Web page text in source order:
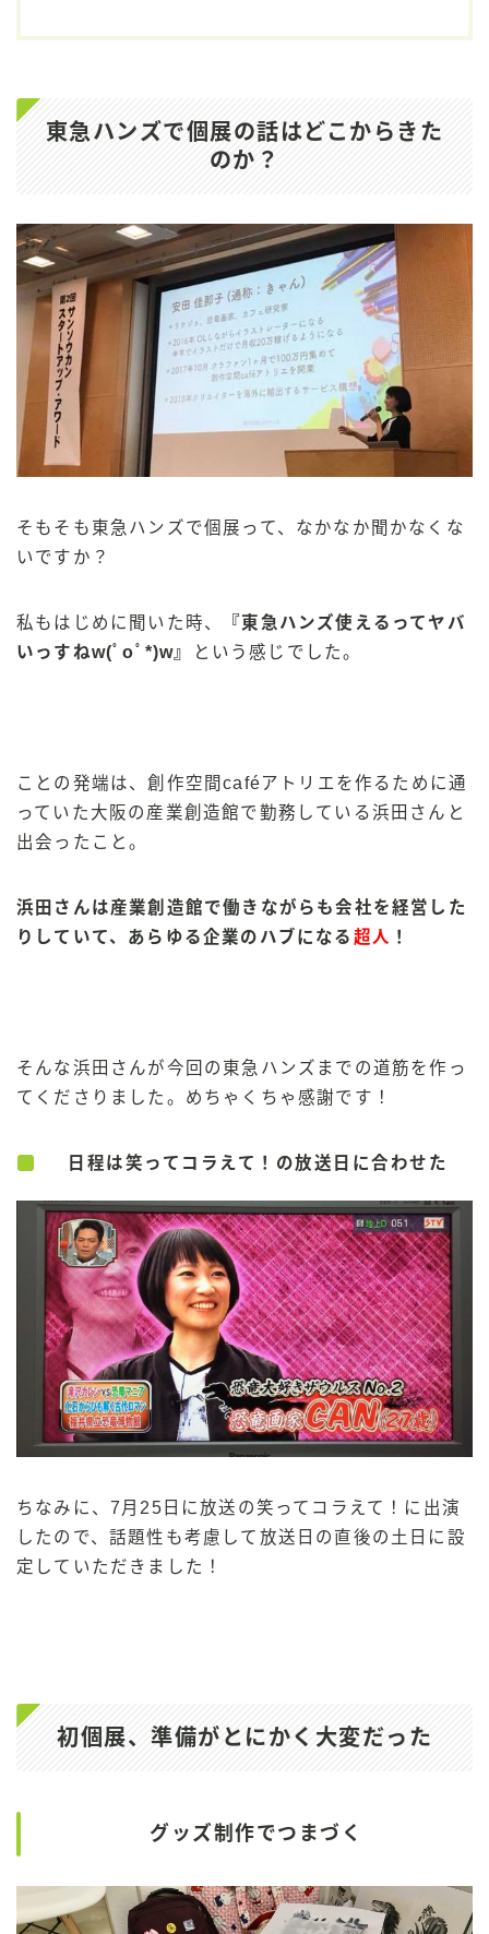
東急ハンズで個展の話はどこからきた
のか？
そもそも東急ハンズで個展って、なかなか聞かなくな
いですか？
私もはじめに聞いた時、
『東急ハンズ使えるってヤバ
いっすねw(ﾟoﾟ*)w』
という感じでした。
ことの発端は、創作空間caféアトリエを作るために通
っていた大阪の産業創造館で勤務している浜田さんと
出会ったこと。
浜田さんは産業創造館で働きながらも会社を経営した
りしていて、あらゆる企業のハブになる 超人 ！
そんな浜田さんが今回の東急ハンズまでの道筋を作っ
てくださりました。めちゃくちゃ感謝です！
日程は笑ってコラえて！の放送日に合わせた
ちなみに、7月25日に放送の笑ってコラえて！に出演
したので、話題性も考慮して放送日の直後の土日に設
定していただきました！
初個展、準備がとにかく大変だった
グッズ制作でつまづく